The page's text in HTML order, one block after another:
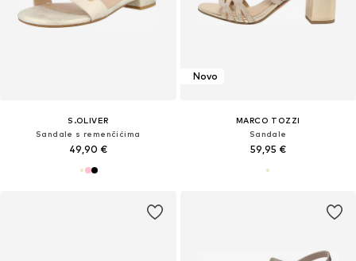
S.OLIVER
Sandale s remenčićima
49,90 €
Novo
MARCO TOZZI
Sandale
59,95 €